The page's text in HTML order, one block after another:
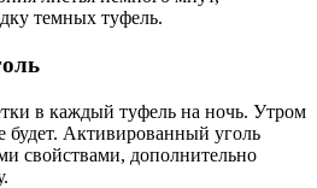
темных туфель.
в каждый туфель на ночь. Утром
будет. Активированный уголь
свойствами, дополнительно